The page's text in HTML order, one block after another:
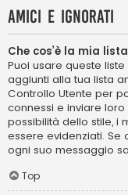
Amici e ignorati
Che cos’è la mia
Puoi usare queste
aggiunti alla tua lista
Controllo Utente per
connessi e inviare
possibilità dello stile, i
essere evidenziati. Se
ogni suo messaggio
Top